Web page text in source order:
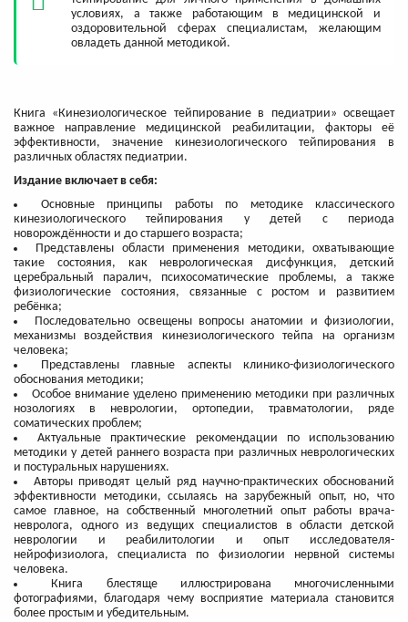
условиях, а также работающим в медицинской и
оздоровительной сферах специалистам, желающим
овладеть данной методикой.
Книга «Кинезиологическое тейпирование в педиатрии» освещает
важное направление медицинской реабилитации, факторы её
эффективности, значение кинезиологического тейпирования в
различных областях педиатрии.
Издание включает в себя:
Основные принципы работы по методике классического
кинезиологического тейпирования у детей с периода
новорождённости и до старшего возраста;
Представлены области применения методики, охватывающие
такие состояния, как неврологическая дисфункция, детский
церебральный паралич, психосоматические проблемы, а также
физиологические состояния, связанные с ростом и развитием
ребёнка;
Последовательно освещены вопросы анатомии и физиологии,
механизмы воздействия кинезиологического тейпа на организм
человека;
Представлены главные аспекты клинико-физиологического
обоснования методики;
Особое внимание уделено применению методики при различных
нозологиях в неврологии, ортопедии, травматологии, ряде
соматических проблем;
Актуальные практические рекомендации по использованию
методики у детей раннего возраста при различных неврологических
и постуральных нарушениях.
Авторы приводят целый ряд научно-практических обоснований
эффективности методики, ссылаясь на зарубежный опыт, но, что
самое главное, на собственный многолетний опыт работы врача-
невролога, одного из ведущих специалистов в области детской
неврологии и реабилитологии и опыт исследователя-
нейрофизиолога, специалиста по физиологии нервной системы
человека.
Книга блестяще иллюстрирована многочисленными
фотографиями, благодаря чему восприятие материала становится
более простым и убедительным.